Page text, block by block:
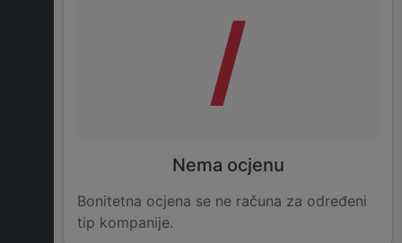
/
Nema ocjenu
Bonitetna ocjena se ne računa za određeni
tip kompanije.